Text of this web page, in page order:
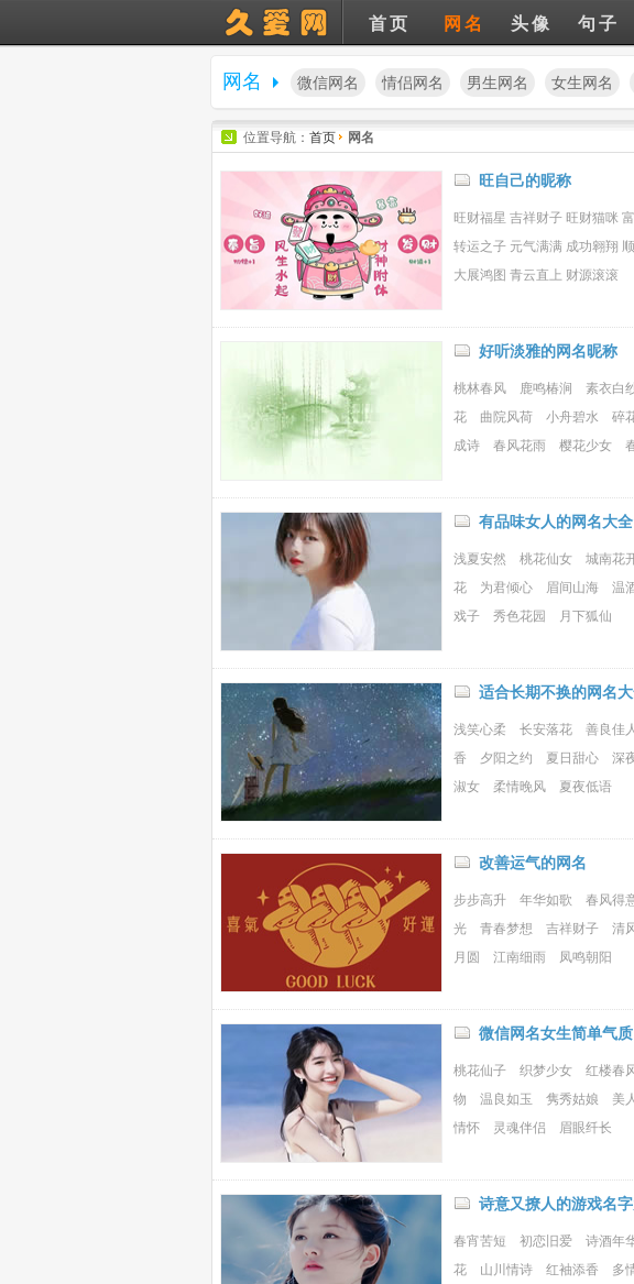
首页 网名 头像 句子
网名 微信网名 情侣网名 男生网名 女生网名
位置导航： 首页 网名
旺自己的昵称
旺财福星 吉祥财子 旺财猫咪
转运之子 元气满满 成功翱翔
大展鸿图 青云直上 财源滚滚
好听淡雅的网名昵称
桃林春风 鹿鸣椿涧 素衣
花 曲院风荷 小舟碧水 碎
成诗 春风花雨 樱花少女
有品味女人的网名大全
浅夏安然 桃花仙女 城南
花 为君倾心 眉间山海 温
戏子 秀色花园 月下狐仙
适合长期不换的网名
浅笑心柔 长安落花 善良
香 夕阳之约 夏日甜心 深
淑女 柔情晚风 夏夜低语
改善运气的网名
步步高升 年华如歌 春风
光 青春梦想 吉祥财子 清
月圆 江南细雨 凤鸣朝阳
微信网名女生简单气质
桃花仙子 织梦少女 红楼
物 温良如玉 隽秀姑娘 美
情怀 灵魂伴侣 眉眼纤长
诗意又撩人的游戏名
春宵苦短 初恋旧爱 诗酒
花 山川情诗 红袖添香 多